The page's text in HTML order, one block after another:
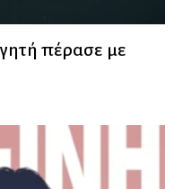
πέρασε με